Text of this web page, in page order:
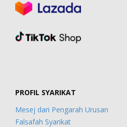
PROFIL SYARIKAT
Mesej dari Pengarah Urusan
Falsafah Syarikat